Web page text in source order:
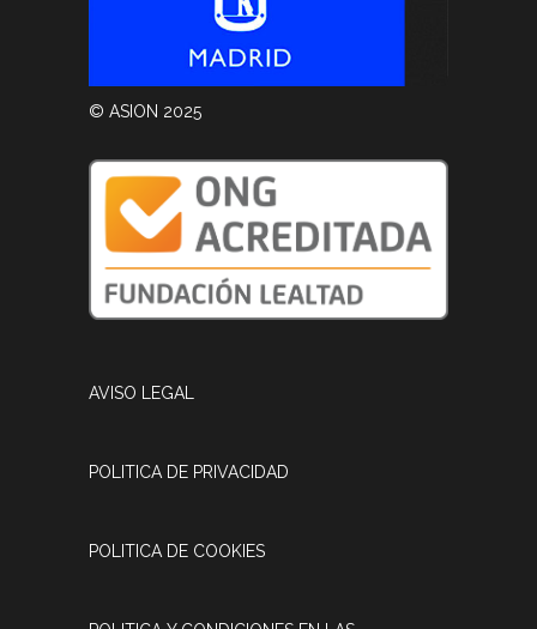
© ASION 2025
AVISO LEGAL
POLITICA DE PRIVACIDAD
POLITICA DE COOKIES